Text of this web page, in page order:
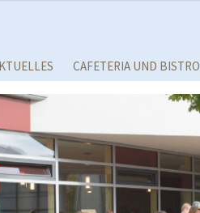
CAFETERIA UND BISTRO